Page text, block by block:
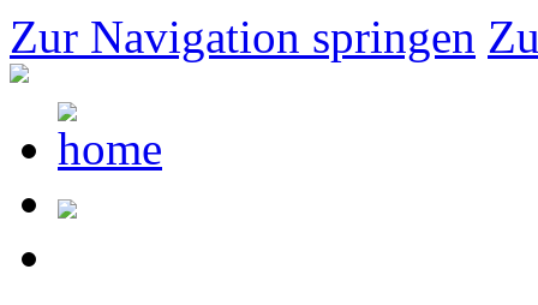
Zur Navigation springen